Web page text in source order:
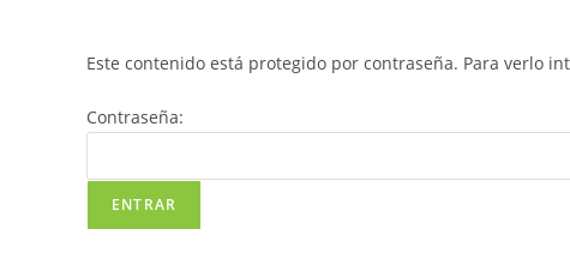
Este contenido está protegido por contraseña. Para verlo
Contraseña: